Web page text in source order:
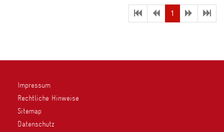
1 (current)
Impressum
Rechtliche Hinweise
Sitemap
Datenschutz